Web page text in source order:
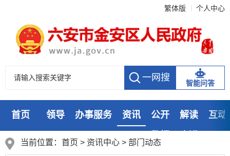
繁体版 个人中心
智能问答
首页 领导 办事服务 资讯 公开 解读
互动
当前位置： 首页 > 资讯中心 > 部门动态